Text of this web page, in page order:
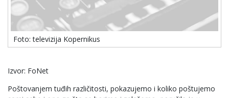
Foto: televizija Kopernikus
Izvor: FoNet
Poštovanjem tuđih različitosti, pokazujemo i koliko poštujemo